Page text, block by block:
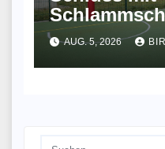
Meißen
AUG. 5, 2026